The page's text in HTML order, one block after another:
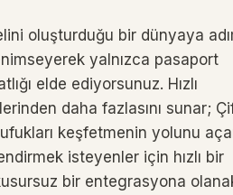
oluşturduğu bir dünyaya
yalnızca pasaport
elde ediyorsunuz. Hızlı
daha fazlasını sunar;
keşfetmenin yolunu
isteyenler için hızlı bir
bir entegrasyona